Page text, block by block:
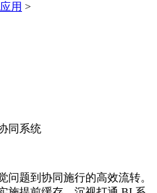
用 >
同系统
题到协同施行的高效流转。